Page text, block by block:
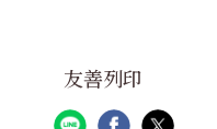
友善列印